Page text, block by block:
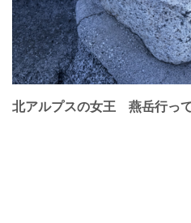
北アルプスの女王 燕岳行っ